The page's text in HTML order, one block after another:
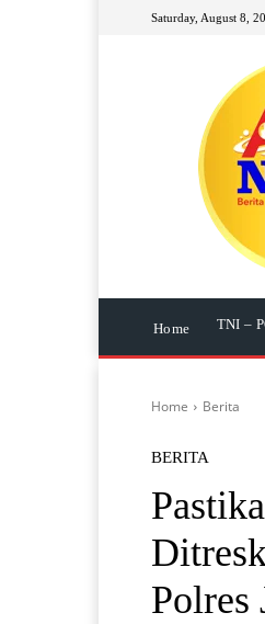
Saturday, August 8,
Home TNI –
Home Berita
BERITA
Polres